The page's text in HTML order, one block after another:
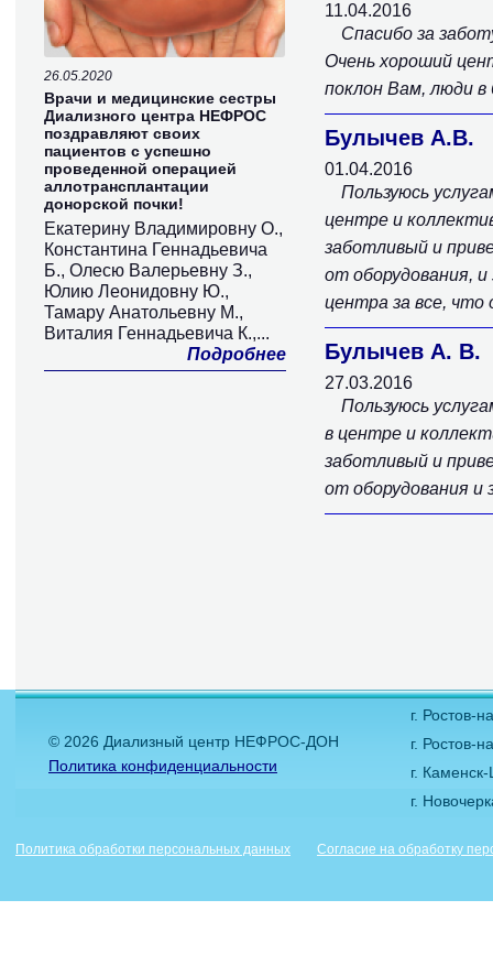
11.04.2016
Спасибо за
Очень хороший
поклон Вам, люди в
Булычев А.В.
01.04.2016
Пользуюсь
центре и
заботливый и
от оборудования, и
центра за все, что
Булычев А. В.
27.03.2016
Пользуюсь
в центре и
заботливый и
от оборудования и
26.05.2020
Врачи и медицинские сестры
Диализного центра НЕФРОС
поздравляют своих
пациентов с успешно
проведенной операцией
аллотрансплантации
донорской почки!
Екатерину Владимировну О.,
Константина Геннадьевича
Б., Олесю Валерьевну З.,
Юлию Леонидовну Ю.,
Тамару Анатольевну М.,
Виталия Геннадьевича К.,...
Подробнее
© 2026 Диализный центр НЕФРОС-ДОН
Политика конфиденциальности
г. Ростов-
г. Ростов-
г.
г.
Политика обработки персональных данных Согласие на обработку